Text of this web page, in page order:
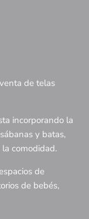
de telas
incorporando la
y batas,
comodidad.
de
de bebés,